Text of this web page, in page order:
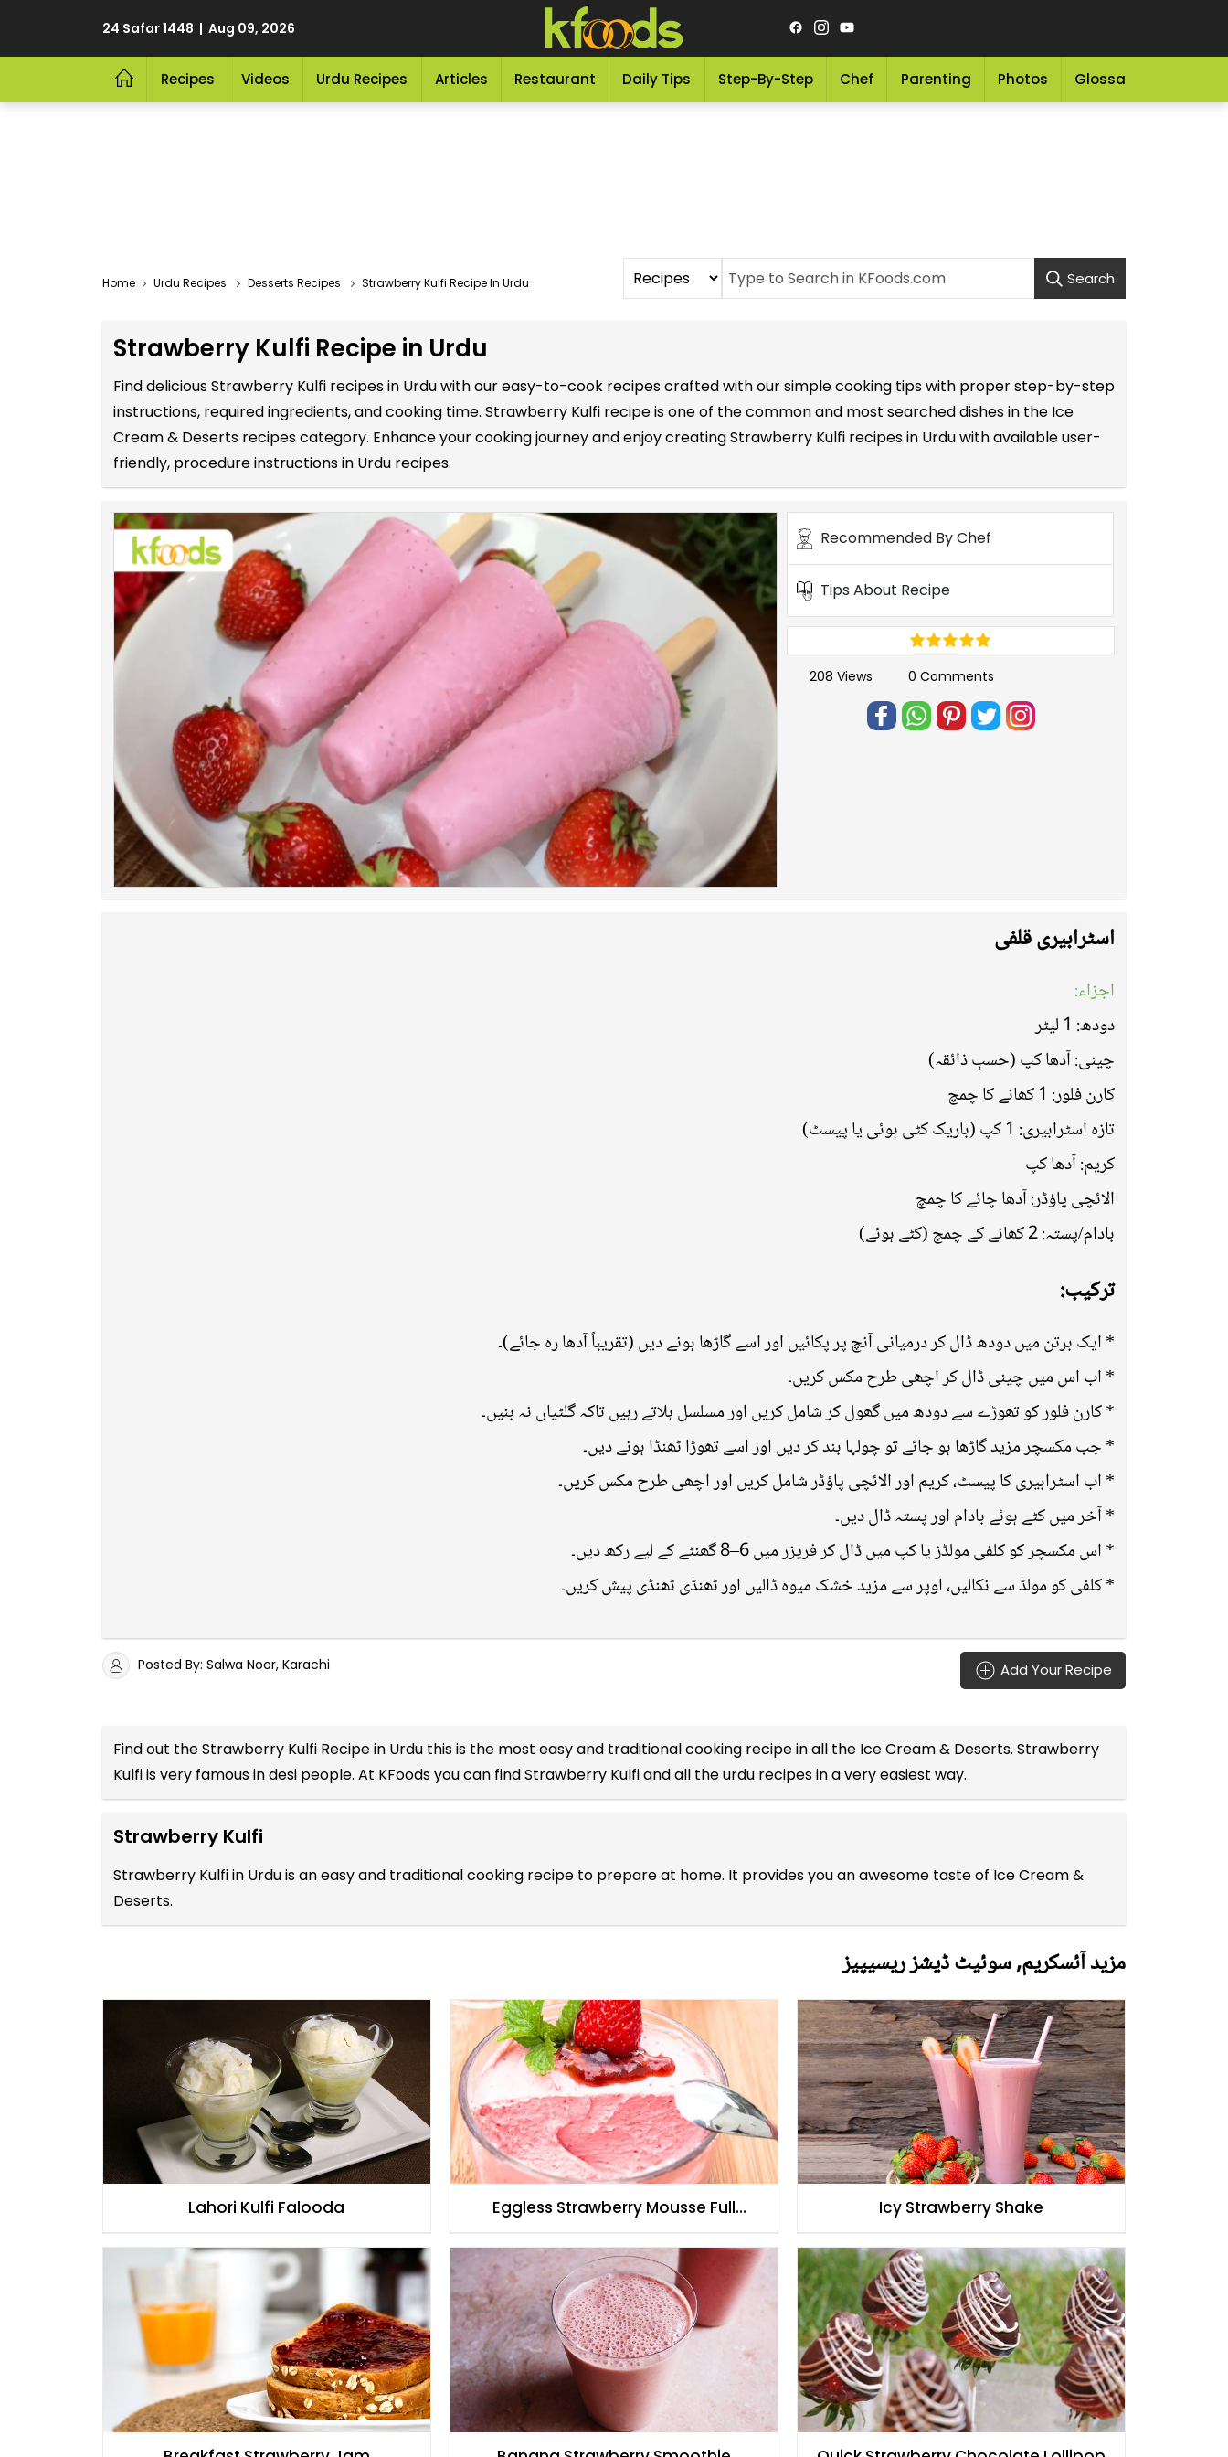
24 Safar 1448 | Aug 09, 2026
Recipes Videos Urdu Recipes Articles Restaurant Daily Tips Step-By-Step Chef Parenting Photos Glossary
Home Urdu Recipes Desserts Recipes Strawberry Kulfi Recipe In Urdu Search
Strawberry Kulfi Recipe in Urdu
Find delicious Strawberry Kulfi recipes in Urdu with our easy-to-cook recipes crafted with our simple cooking tips with proper step-by-step
instructions, required ingredients, and cooking time. Strawberry Kulfi recipe is one of the common and most searched dishes in the Ice
Cream & Deserts recipes category. Enhance your cooking journey and enjoy creating Strawberry Kulfi recipes in Urdu with available user-
friendly, procedure instructions in Urdu recipes.
Recommended By Chef
Tips About Recipe
208 Views 0 Comments
اسٹرابیری قلفی
اجزاء:
دودھ: 1 لیٹر
چینی: آدھا کپ (حسبِ ذائقہ)
کارن فلور: 1 کھانے کا چمچ
تازہ اسٹرابیری: 1 کپ (باریک کٹی ہوئی یا پیسٹ)
کریم: آدھا کپ
الائچی پاؤڈر: آدھا چائے کا چمچ
بادام/پستہ: 2 کھانے کے چمچ (کٹے ہوئے)
ترکیب:
* ایک برتن میں دودھ ڈال کر درمیانی آنچ پر پکائیں اور اسے گاڑھا ہونے دیں (تقریباً آدھا رہ جائے)۔
* اب اس میں چینی ڈال کر اچھی طرح مکس کریں۔
* کارن فلور کو تھوڑے سے دودھ میں گھول کر شامل کریں اور مسلسل ہلاتے رہیں تاکہ گلٹیاں نہ بنیں۔
* جب مکسچر مزید گاڑھا ہو جائے تو چولہا بند کر دیں اور اسے تھوڑا ٹھنڈا ہونے دیں۔
* اب اسٹرابیری کا پیسٹ، کریم اور الائچی پاؤڈر شامل کریں اور اچھی طرح مکس کریں۔
* آخر میں کٹے ہوئے بادام اور پستہ ڈال دیں۔
* اس مکسچر کو کلفی مولڈز یا کپ میں ڈال کر فریزر میں 6–8 گھنٹے کے لیے رکھ دیں۔
* کلفی کو مولڈ سے نکالیں، اوپر سے مزید خشک میوہ ڈالیں اور ٹھنڈی ٹھنڈی پیش کریں۔
Posted By: Salwa Noor, Karachi Add Your Recipe
Find out theStrawberry Kulfi Recipe in Urdu this is the most easy and traditional cooking recipe in all the Ice Cream & Deserts. Strawberry
Kulfi is very famous in desi people. At KFoods you can find Strawberry Kulfi and all theurdu recipesin a very easiest way.
Strawberry Kulfi
Strawberry Kulfi in Urdu is an easy and traditional cooking recipe to prepare at home. It provides you an awesome taste of Ice Cream &
Deserts.
مزید آئسکریم, سوئیٹ ڈیشز ریسیپیز
Lahori Kulfi Falooda
Eggless Strawberry Mousse Full
Icy Strawberry Shake